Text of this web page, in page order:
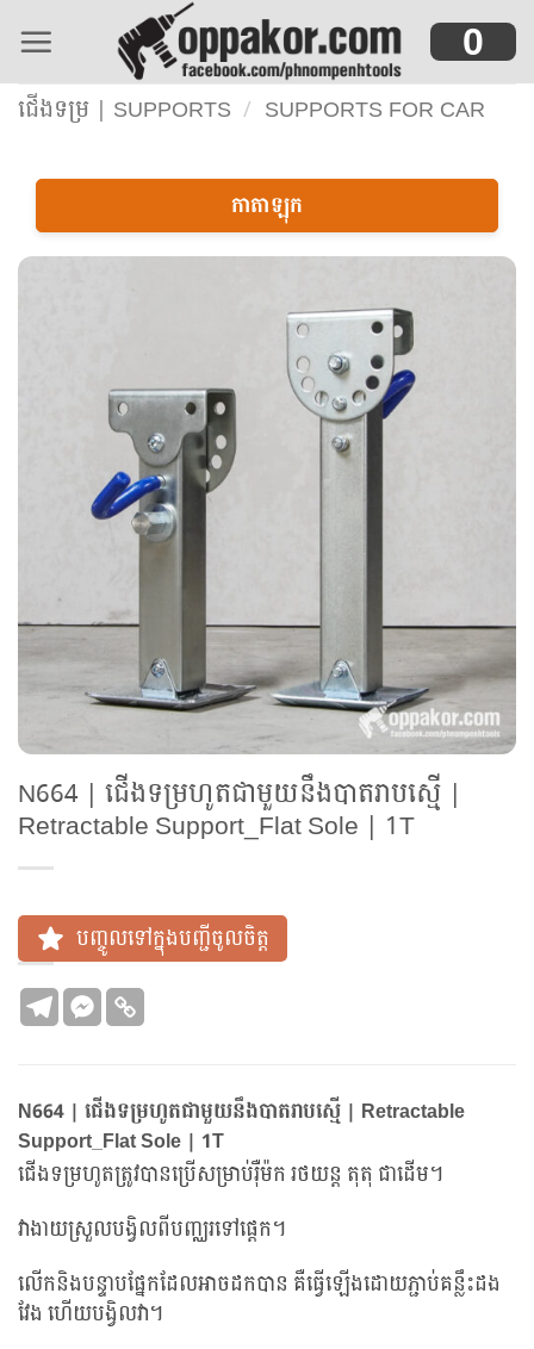
0
ជើងទម្រ | SUPPORTS / SUPPORTS FOR CAR
កាតាឡុក
N664 | ជើងទម្រហូតជាមួយនឹងបាតរាបស្មើ |
Retractable Support_Flat Sole | 1T
បញ្ចូលទៅក្នុងបញ្ជីចូលចិត្ត
N664 | ជើងទម្រហូតជាមួយនឹងបាតរាបស្មើ | Retractable
Support_Flat Sole | 1T
ជើងទម្រហូតត្រូវបានប្រើសម្រាប់រ៉ឺម៉ក រថយន្ត តុតុ ជាដើម។
វាងាយស្រួលបង្វិលពីបញ្ឈរទៅផ្ដេក។
លើកនិងបន្ទាបផ្នែកដែលអាចដកបាន គឺធ្វើឡើងដោយភ្ជាប់គន្លឹះដង
វែង ហើយបង្វិលវា។